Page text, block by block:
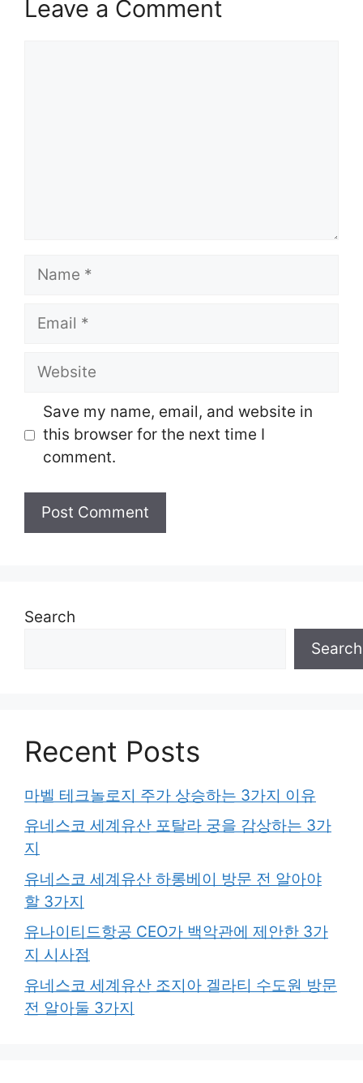
Leave a Comment
Name
Email
Website
Save my name, email, and website in
this browser for the next time I
comment.
Search
Search
Recent Posts
마벨 테크놀로지 주가 상승하는 3가지 이유
유네스코 세계유산 포탈라 궁을 감상하는 3가
지
유네스코 세계유산 하롱베이 방문 전 알아야
할 3가지
유나이티드항공 CEO가 백악관에 제안한 3가
지 시사점
유네스코 세계유산 조지아 겔라티 수도원 방문
전 알아둘 3가지